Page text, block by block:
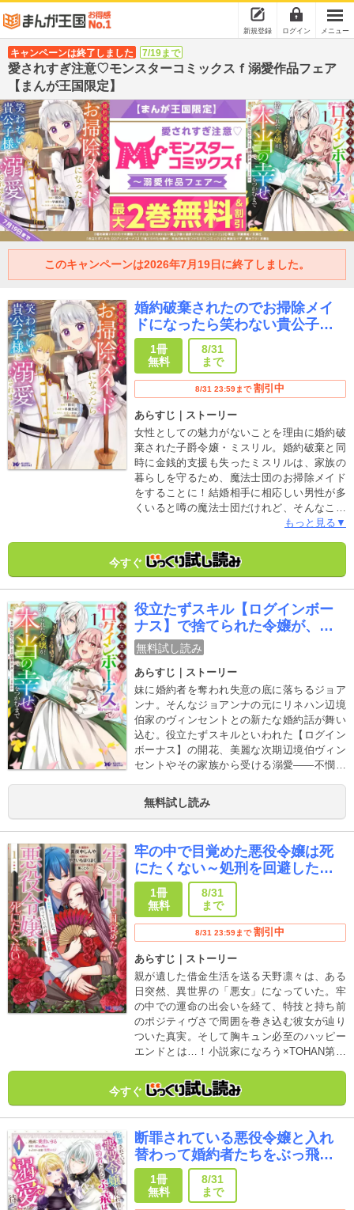
新規登録 ログイン メニュー
キャンペーンは終了しました 7/19まで
愛されすぎ注意♡モンスターコミックスｆ溺愛作品フェア
【まんが王国限定】
このキャンペーンは2026年7月19日に終了しました。
婚約破棄されたのでお掃除メイ
ドになったら笑わない貴公子様
に溺愛されました(コミック)
1冊
無料
8/31
まで
8/31 23:59まで 割引中
あらすじ｜ストーリー
女性としての魅力がないことを理由に婚約破
棄された子爵令嬢・ミスリル。婚約破棄と同
時に金銭的支援も失ったミスリルは、家族の
暮らしを守るため、魔法士団のお掃除メイド
をすることに！結婚相手に相応しい男性が多
くいると噂の魔法士団だけれど、そんなこと
はお構いなしとばかりに、黙々と仕事をこな
いところで、女性が苦手という笑わない魔法
使い様がどんどんミスリルに惹かれていって
もっと見る▼
今すぐ
役立たずスキル【ログインボー
ナス】で捨てられた令嬢が、本
当の幸せをつかむまで(コミック)
無料試し読み
あらすじ｜ストーリー
妹に婚約者を奪われ失意の底に落ちるジョア
ンナ。そんなジョアンナの元にリネハン辺境
伯家のヴィンセントとの新たな婚約話が舞い
込む。役立たずスキルといわれた【ログイン
ボーナス】の開花、美麗な次期辺境伯ヴィン
セントやその家族から受ける溺愛――不憫令
ァンタジーが始まる!!
無料試し読み
牢の中で目覚めた悪役令嬢は死
にたくない～処刑を回避した
ら、待っていたのは溺愛でした
～(コミック)
1冊
無料
8/31
まで
8/31 23:59まで 割引中
あらすじ｜ストーリー
親が遺した借金生活を送る天野凛々は、ある
日突然、異世界の「悪女」になっていた。牢
の中での運命の出会いを経て、特技と持ち前
のポジティヴさで周囲を巻き込む彼女が辿り
ついた真実。そして胸キュン必至のハッピー
エンドとは…！小説家になろう×TOHAN第一
カライズ！
今すぐ
断罪されている悪役令嬢と入れ
替わって婚約者たちをぶっ飛ば
したら、溺愛が待っていました
(コミック)
1冊
無料
8/31
まで